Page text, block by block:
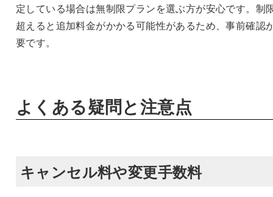
定している場合は無制限プランを選ぶ方が安心です。制
超えると追加料金がかかる可能性があるため、事前確認
要です。
よくある疑問と注意点
キャンセル料や変更手数料